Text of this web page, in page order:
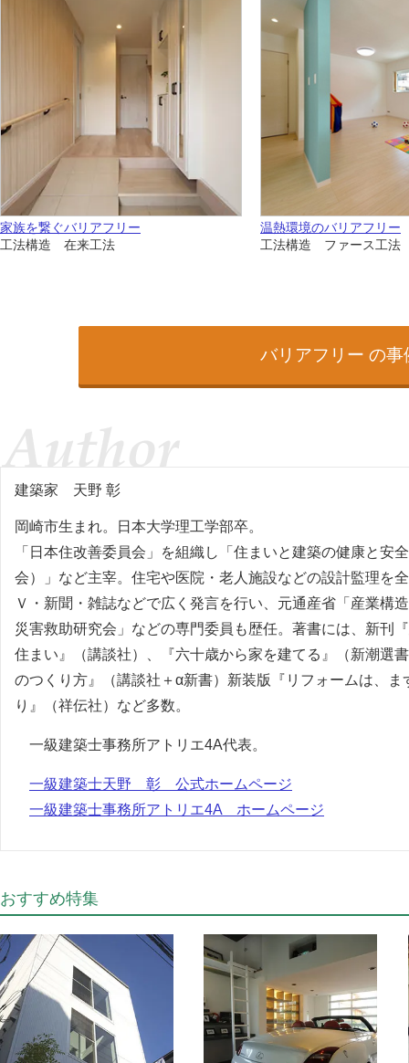
家族を繋ぐバリアフリー
工法構造 在来工法
温熱環境のバリアフリー
工法構造 ファース工法
バリアフリー の
建築家 天野 彰
岡崎市生まれ。日本大学理工学部卒。
「日本住改善委員会」を組織し「住まいと建築の健康と
会）」など主宰。住宅や医院・老人施設などの設計監理を
Ｖ・新聞・雑誌などで広く発言を行い、元通産省「産業構
災害救助研究会」などの専門委員も歴任。著書には、新刊
住まい』（講談社）、『六十歳から家を建てる』（新潮選
のつくり方』（講談社＋α新書）新装版『リフォームは、
り』（祥伝社）など多数。
一級建築士事務所アトリエ4A代表。
一級建築士天野 彰 公式ホームページ
一級建築士事務所アトリエ4A ホームページ
おすすめ特集